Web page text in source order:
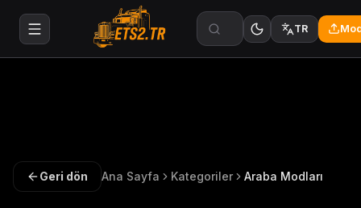
TR
Geri dön Ana Sayfa Kategoriler Araba Modları